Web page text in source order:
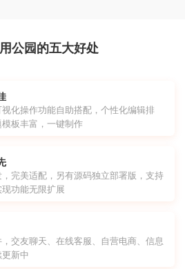
公园的五大好处
化操作功能自助搭配，个性化编辑排
模板丰富，一键制作
完美适配，另有源码独立部署版，支持
功能无限扩展
交友聊天、在线客服、自营电商、信息
新中